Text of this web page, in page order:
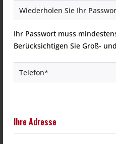
Ihr Passwort muss
Berücksichtigen Sie Groß-
Ihre Adresse